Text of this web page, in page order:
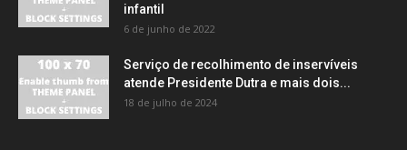
infantil
6 de junho de 2022
Serviço de recolhimento de inservíveis
atende Presidente Dutra e mais dois...
18 de julho de 2024